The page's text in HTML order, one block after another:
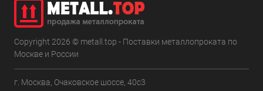
Copyright 2026 © metall.top - Поставки металлопроката по
Москве и России
г. Москва, Очаковское шоссе, 40с3